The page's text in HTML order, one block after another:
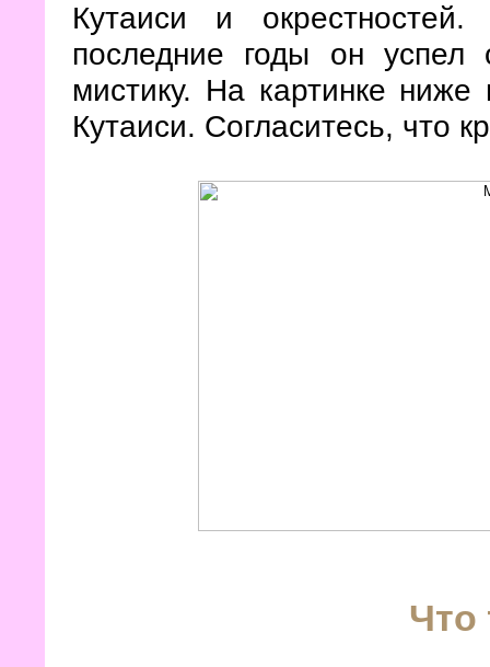
Кутаиси и
последние годы он успел
мистику. На картинке ниже
Кутаиси. Согласитесь, что
Что